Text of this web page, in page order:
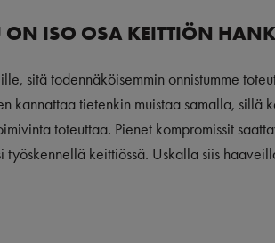
ON ISO OSA KEITTIÖN
sitä todennäköisemmin onnistumme
kannattaa tietenkin muistaa samalla, sillä
toteuttaa. Pienet kompromissit
keittiössä. Uskalla siis